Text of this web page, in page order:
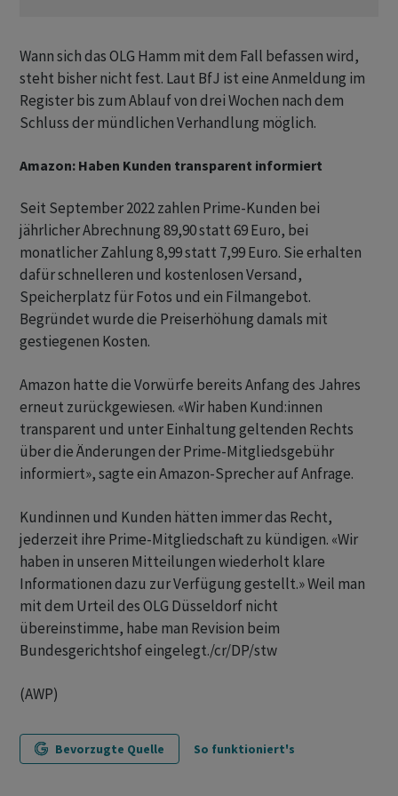
Wann sich das OLG Hamm mit dem Fall befassen wird,
steht bisher nicht fest. Laut BfJ ist eine Anmeldung im
Register bis zum Ablauf von drei Wochen nach dem
Schluss der mündlichen Verhandlung möglich.
Amazon: Haben Kunden transparent informiert
Seit September 2022 zahlen Prime-Kunden bei
jährlicher Abrechnung 89,90 statt 69 Euro, bei
monatlicher Zahlung 8,99 statt 7,99 Euro. Sie erhalten
dafür schnelleren und kostenlosen Versand,
Speicherplatz für Fotos und ein Filmangebot.
Begründet wurde die Preiserhöhung damals mit
gestiegenen Kosten.
Amazon hatte die Vorwürfe bereits Anfang des Jahres
erneut zurückgewiesen. «Wir haben Kund:innen
transparent und unter Einhaltung geltenden Rechts
über die Änderungen der Prime-Mitgliedsgebühr
informiert», sagte ein Amazon-Sprecher auf Anfrage.
Kundinnen und Kunden hätten immer das Recht,
jederzeit ihre Prime-Mitgliedschaft zu kündigen. «Wir
haben in unseren Mitteilungen wiederholt klare
Informationen dazu zur Verfügung gestellt.» Weil man
mit dem Urteil des OLG Düsseldorf nicht
übereinstimme, habe man Revision beim
Bundesgerichtshof eingelegt./cr/DP/stw
(AWP)
Bevorzugte Quelle So funktioniert's